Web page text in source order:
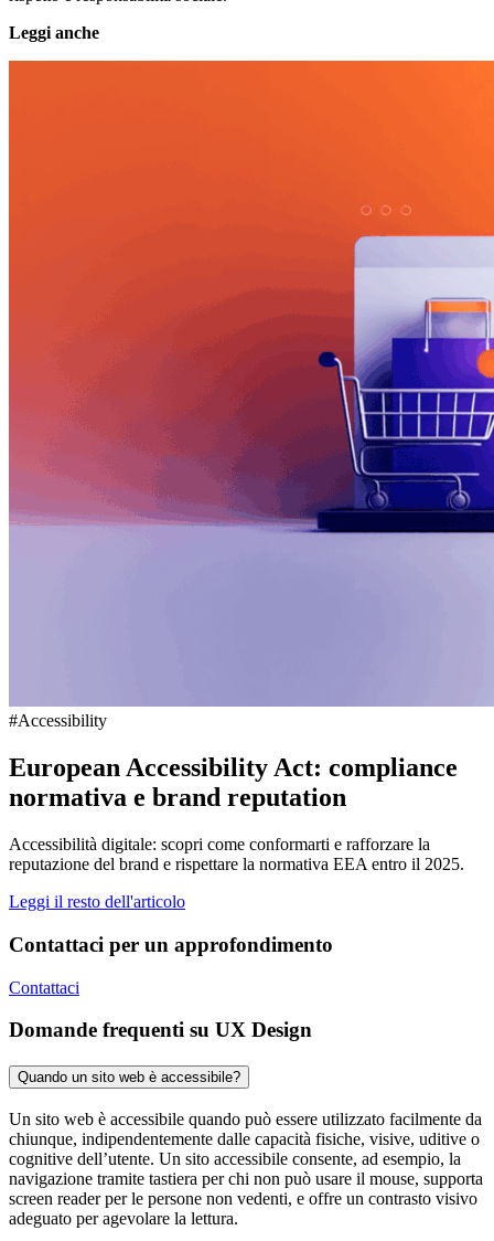
Leggi anche
#Accessibility
European Accessibility Act: compliance
normativa e brand reputation
Accessibilità digitale: scopri come conformarti e rafforzare la
reputazione del brand e rispettare la normativa EEA entro il 2025.
Leggi il resto dell'articolo
Contattaci per un approfondimento
Contattaci
Domande frequenti su UX Design
Quando un sito web è accessibile?
Un sito web è accessibile quando può essere utilizzato facilmente da
chiunque, indipendentemente dalle capacità fisiche, visive, uditive o
cognitive dell’utente. Un sito accessibile consente, ad esempio, la
navigazione tramite tastiera per chi non può usare il mouse, supporta
screen reader per le persone non vedenti, e offre un contrasto visivo
adeguato per agevolare la lettura.